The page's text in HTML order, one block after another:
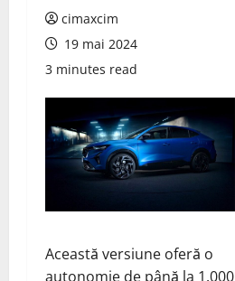
cimaxcim
19 mai 2024
3 minutes read
Această versiune oferă o
autonomie de până la 1.000